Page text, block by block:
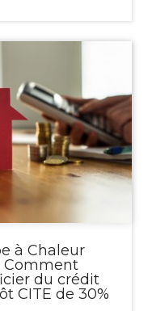
à Chaleur
Comment
du crédit
CITE de 30%